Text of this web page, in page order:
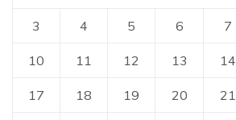
3 4 5 6 7
10 11 12 13 14
17 18 19 20 21